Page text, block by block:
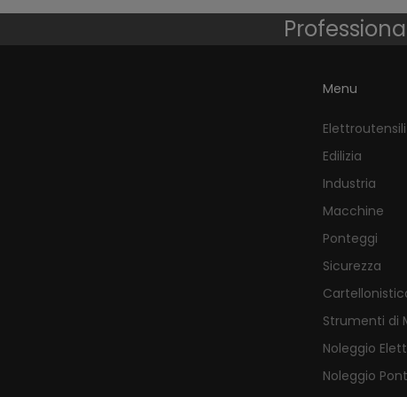
Menu
Elettroutensili
Edilizia
Industria
Macchine
Ponteggi
Sicurezza
Strumenti di
Noleggio
Noleggio